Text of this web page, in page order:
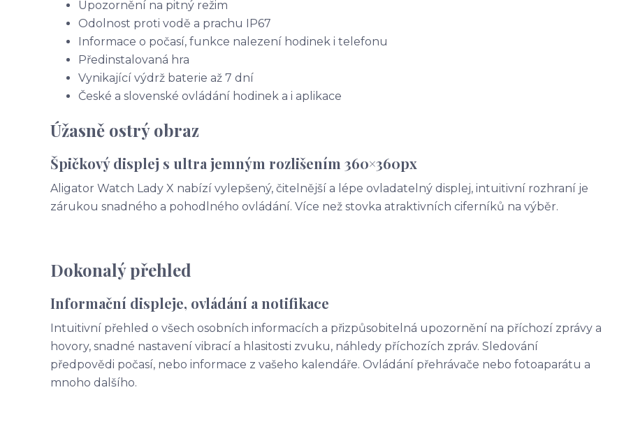
Upozornění na pitný režim
Odolnost proti vodě a prachu IP67
Informace o počasí, funkce nalezení hodinek i telefonu
Předinstalovaná hra
Vynikající výdrž baterie až 7 dní
České a slovenské ovládání hodinek a i aplikace
Úžasně ostrý obraz
Špičkový displej s ultra jemným rozlišením 360×360px
Aligator Watch Lady X nabízí vylepšený, čitelnější a lépe ovladatelný displej, intuitivní rozhraní je
zárukou snadného a pohodlného ovládání. Více než stovka atraktivních ciferníků na výběr.
Dokonalý přehled
Informační displeje, ovládání a notifikace
Intuitivní přehled o všech osobních informacích a přizpůsobitelná upozornění na příchozí zprávy a
hovory, snadné nastavení vibrací a hlasitosti zvuku, náhledy příchozích zpráv. Sledování
předpovědi počasí, nebo informace z vašeho kalendáře. Ovládání přehrávače nebo fotoaparátu a
mnoho dalšího.